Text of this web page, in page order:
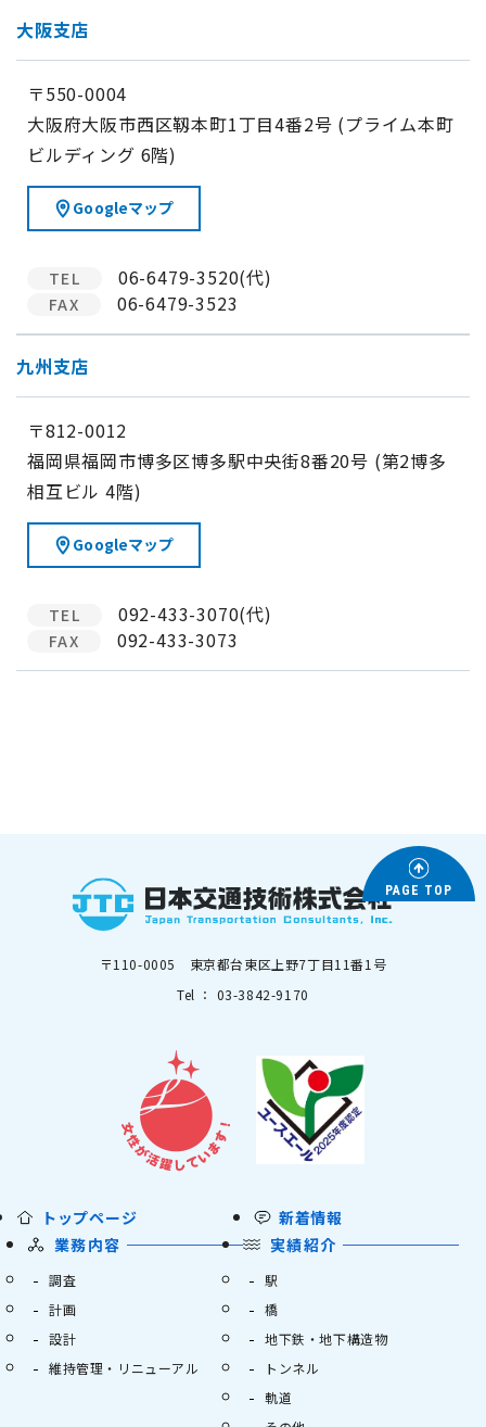
大阪支店
〒550-0004
大阪府大阪市西区靱本町1丁目4番2号 (プライム本町
ビルディング 6階)
Googleマップ
TEL 06-6479-3520(代)
FAX 06-6479-3523
九州支店
〒812-0012
福岡県福岡市博多区博多駅中央街8番20号 (第2博多
相互ビル 4階)
Googleマップ
TEL 092-433-3070(代)
FAX 092-433-3073
PAGE TOP
〒110-0005 東京都台東区上野7丁目11番1号
Tel ： 03-3842-9170
トップページ
新着情報
業務内容
調査
計画
設計
維持管理・リニューアル
実績紹介
駅
橋
地下鉄・地下構造物
トンネル
軌道